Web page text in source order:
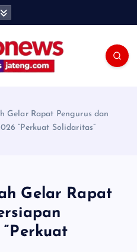
Gelar Rapat Pengurus dan
“Perkuat Solidaritas”
Gelar Rapat